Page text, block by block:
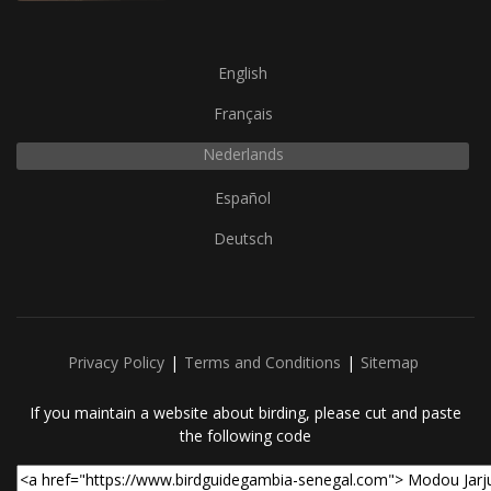
English
Français
Nederlands
Español
Deutsch
Privacy Policy Terms and Conditions Sitemap
If you maintain a website about birding, please cut and paste
the following code